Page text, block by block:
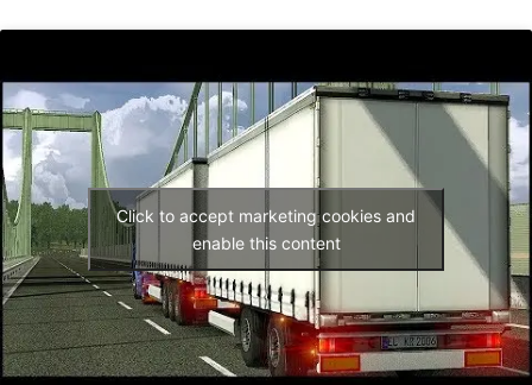
Click to accept marketing cookies and
enable this content